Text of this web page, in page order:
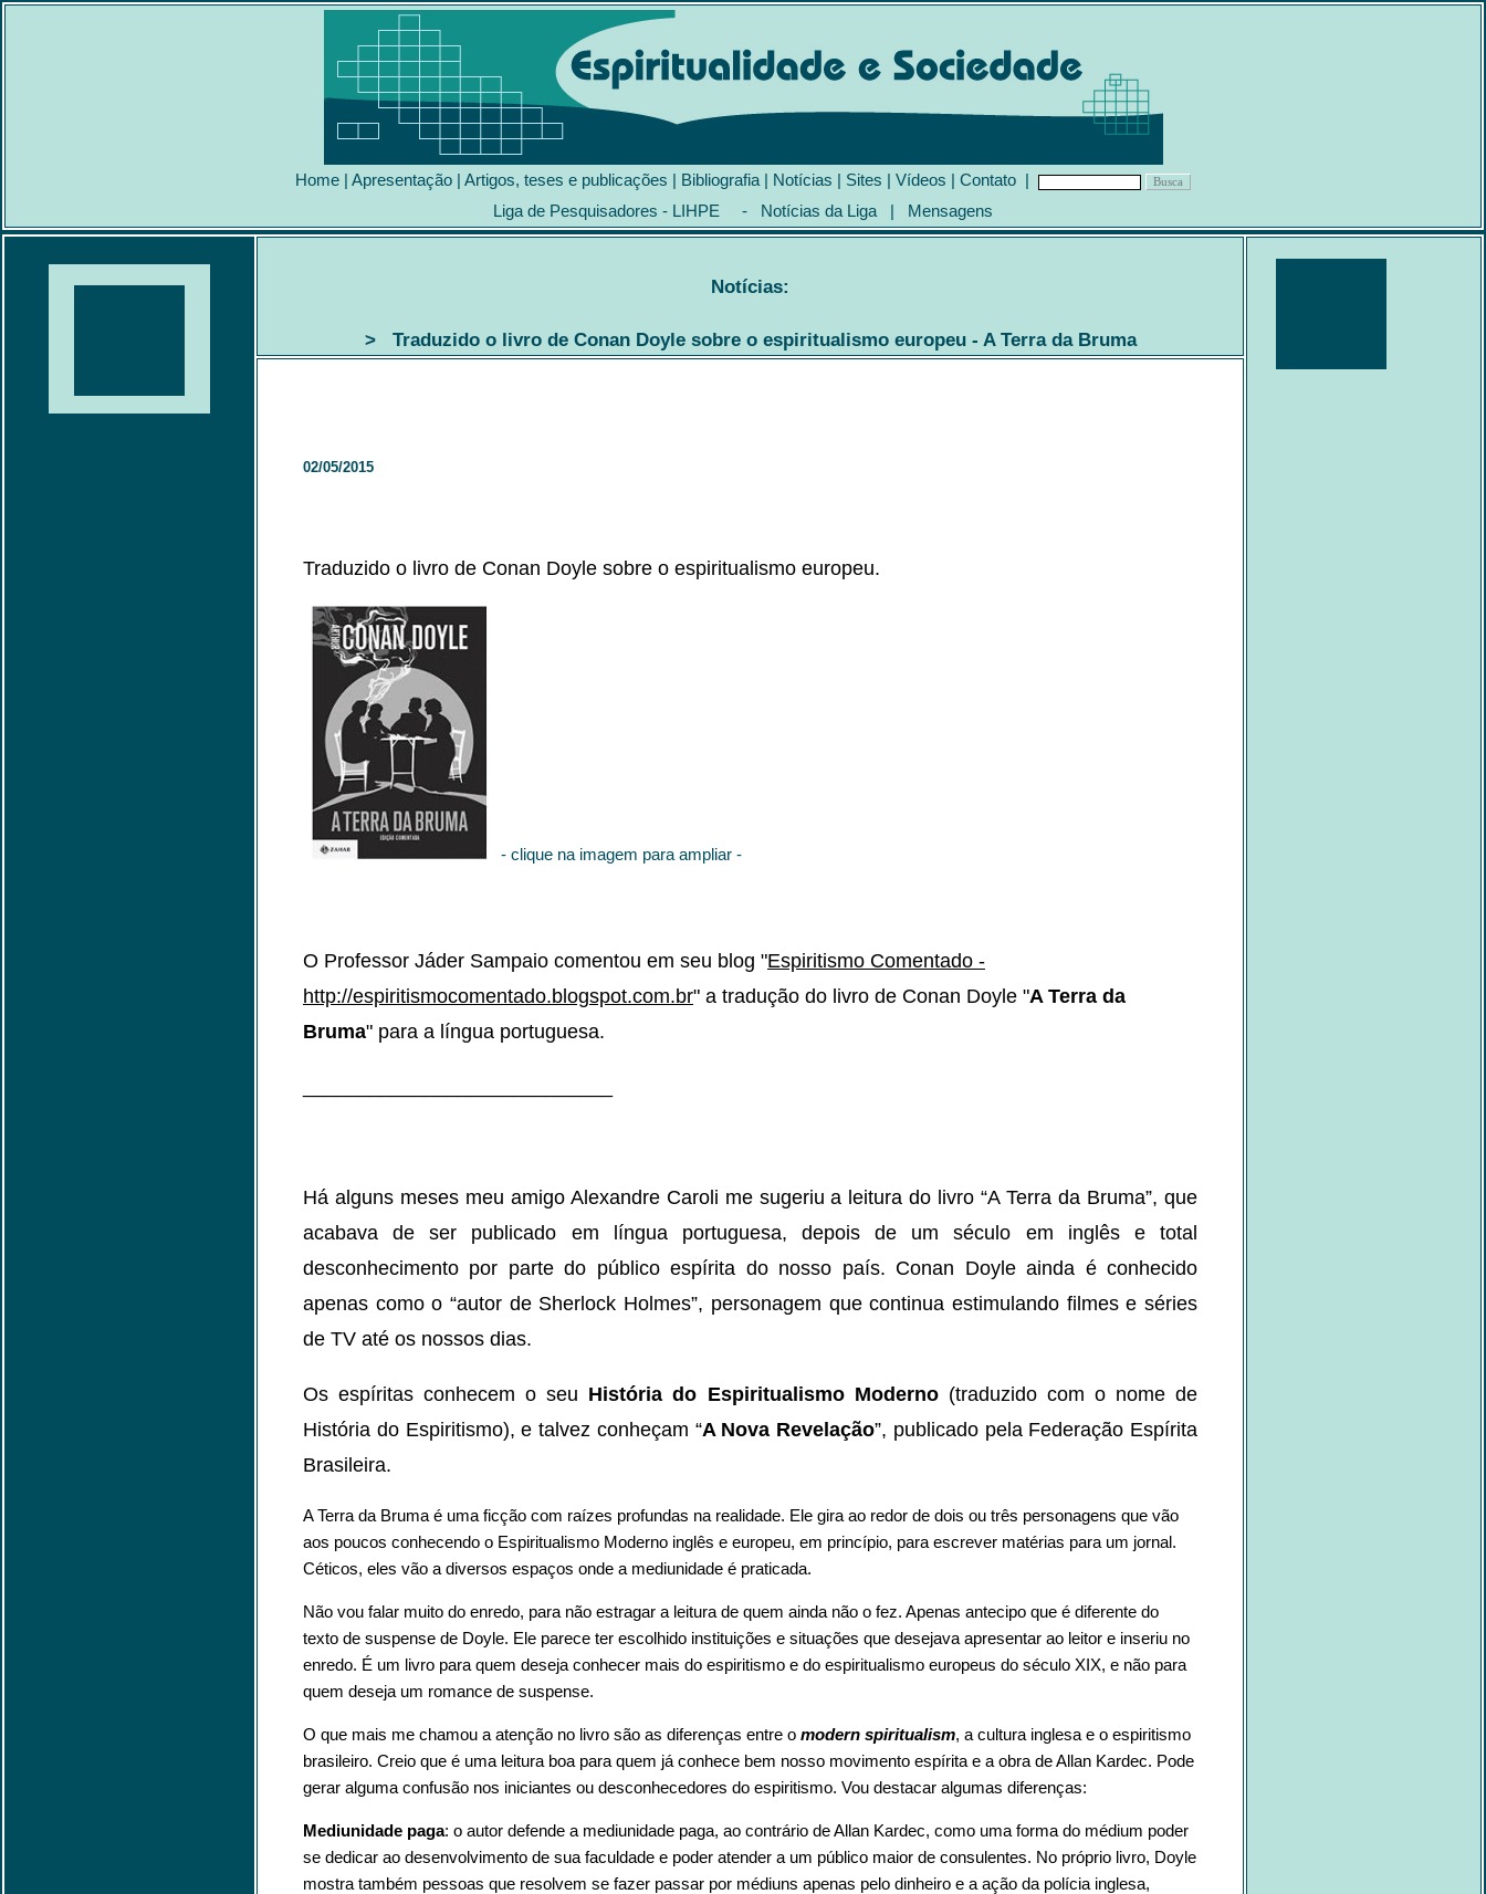
Home | Apresentação | Artigos, teses e publicações | Bibliografia | Notícias | Sites | Vídeos | Contato |
Liga de Pesquisadores - LIHPE - Notícias da Liga | Mensagens
Notícias:
> Traduzido o livro de Conan Doyle sobre o espiritualismo europeu - A Terra da Bruma
02/05/2015
Traduzido o livro de Conan Doyle sobre o espiritualismo europeu.
- clique na imagem para ampliar -
O Professor Jáder Sampaio comentou em seu blog "Espiritismo Comentado -
http://espiritismocomentado.blogspot.com.br" a tradução do livro de Conan Doyle "A Terra da
Bruma" para a língua portuguesa.
Há alguns meses meu amigo Alexandre Caroli me sugeriu a leitura do livro “A Terra da Bruma”, que
acabava de ser publicado em língua portuguesa, depois de um século em inglês e total
desconhecimento por parte do público espírita do nosso país. Conan Doyle ainda é conhecido
apenas como o “autor de Sherlock Holmes”, personagem que continua estimulando filmes e séries
de TV até os nossos dias.
Os espíritas conhecem o seu História do Espiritualismo Moderno(traduzido com o nome de
História do Espiritismo), e talvez conheçam “A Nova Revelação”, publicado pela Federação Espírita
Brasileira.
A Terra da Bruma é uma ficção com raízes profundas na realidade. Ele gira ao redor de dois ou três personagens que vão
aos poucos conhecendo o Espiritualismo Moderno inglês e europeu, em princípio, para escrever matérias para um jornal.
Céticos, eles vão a diversos espaços onde a mediunidade é praticada.
Não vou falar muito do enredo, para não estragar a leitura de quem ainda não o fez. Apenas antecipo que é diferente do
texto de suspense de Doyle. Ele parece ter escolhido instituições e situações que desejava apresentar ao leitor e inseriu no
enredo. É um livro para quem deseja conhecer mais do espiritismo e do espiritualismo europeus do século XIX, e não para
quem deseja um romance de suspense.
O que mais me chamou a atenção no livro são as diferenças entre o modern spiritualism, a cultura inglesa e o espiritismo
brasileiro. Creio que é uma leitura boa para quem já conhece bem nosso movimento espírita e a obra de Allan Kardec. Pode
gerar alguma confusão nos iniciantes ou desconhecedores do espiritismo. Vou destacar algumas diferenças:
Mediunidade paga: o autor defende a mediunidade paga, ao contrário de Allan Kardec, como uma forma do médium poder
se dedicar ao desenvolvimento de sua faculdade e poder atender a um público maior de consulentes. No próprio livro, Doyle
mostra também pessoas que resolvem se fazer passar por médiuns apenas pelo dinheiro e a ação da polícia inglesa,